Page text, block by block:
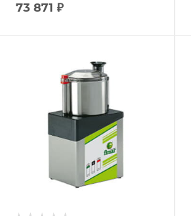
73 871 ₽